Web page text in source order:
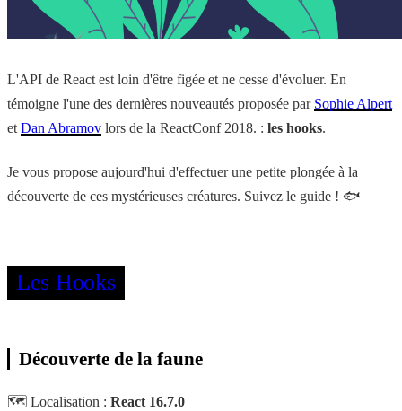
L'API de React est loin d'être figée et ne cesse d'évoluer. En
témoigne l'une des dernières nouveautés proposée par Sophie Alpert
et Dan Abramov lors de la ReactConf 2018. : les hooks.
Je vous propose aujourd'hui d'effectuer une petite plongée à la
découverte de ces mystérieuses créatures. Suivez le guide ! 🐟
Les Hooks
Découverte de la faune
🗺 Localisation : React 16.7.0